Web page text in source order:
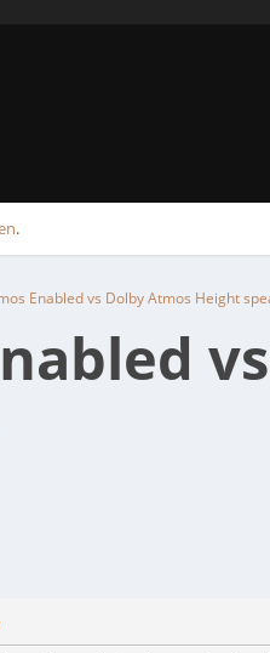
.
Enabled vs Dolby Atmos Height